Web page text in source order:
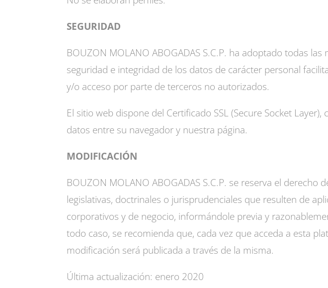
SEGURIDAD
BOUZON MOLANO ABOGADAS S.C.P. ha adoptado todas
seguridad e integridad de los datos de carácter personal
y/o acceso por parte de terceros no autorizados.
El sitio web dispone del Certificado SSL (Secure Socket
datos entre su navegador y nuestra página.
MODIFICACIÓN
BOUZON MOLANO ABOGADAS S.C.P. se reserva el
legislativas, doctrinales o jurisprudenciales que resulten de
corporativos y de negocio, informándole previa y
todo caso, se recomienda que, cada vez que acceda a esta
modificación será publicada a través de la misma.
Última actualización: enero 2020